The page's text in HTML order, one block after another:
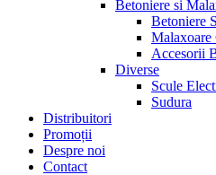
Betoniere si
Betoniere
Malaxoare
Accesorii
Diverse
Scule
Sudura
Distribuitori
Promoții
Despre noi
Contact